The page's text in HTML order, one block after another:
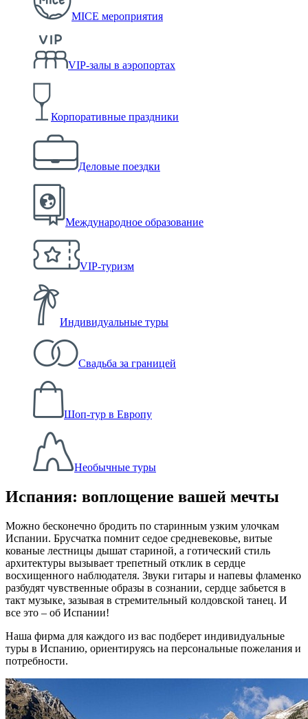
MICE мероприятия
VIP-залы в аэропортах
Корпоративные праздники
Деловые поездки
Международное образование
VIP-туризм
Индивидуальные туры
Свадьба за границей
Шоп-тур в Европу
Необычные туры
Испания: воплощение вашей мечты
Можно бесконечно бродить по старинным узким улочкам
Испании. Брусчатка помнит седое средневековье, витые
кованые лестницы дышат стариной, а готический стиль
архитектуры вызывает трепетный отклик в сердце
восхищенного наблюдателя. Звуки гитары и напевы фламенко
разбудят чувственные образы в сознании, сердце забьется в
такт музыке, зазывая в стремительный колдовской танец. И
все это – об Испании!
Наша фирма для каждого из вас подберет индивидуальные
туры в Испанию, ориентируясь на персональные пожелания и
потребности.